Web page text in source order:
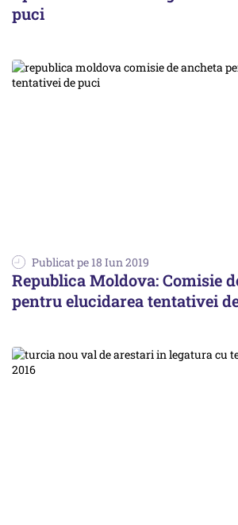
puci
Publicat pe 18 Iun 2019
Republica Moldova: Comisie
pentru elucidarea tentativei